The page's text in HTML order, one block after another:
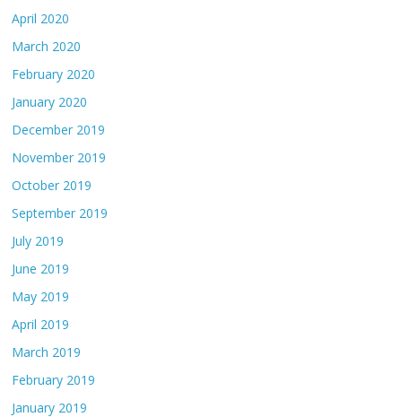
April 2020
March 2020
February 2020
January 2020
December 2019
November 2019
October 2019
September 2019
July 2019
June 2019
May 2019
April 2019
March 2019
February 2019
January 2019